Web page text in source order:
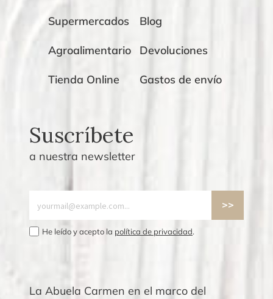
Supermercados
Agroalimentario
Tienda Online
Blog
Devoluciones
Gastos de envío
Suscríbete
a nuestra newsletter
He leído y acepto la política de privacidad.
La Abuela Carmen en el marco del